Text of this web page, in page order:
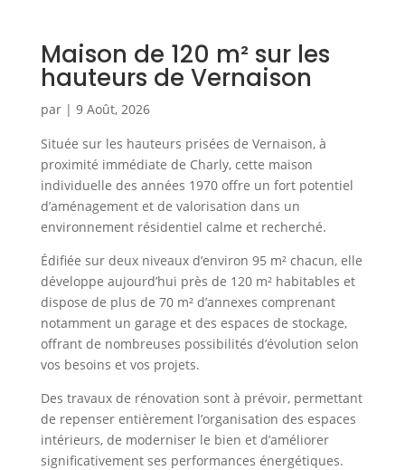
Maison de 120 m² sur les
hauteurs de Vernaison
par | 9 Août, 2026
Située sur les hauteurs prisées de Vernaison, à
proximité immédiate de Charly, cette maison
individuelle des années 1970 offre un fort potentiel
d’aménagement et de valorisation dans un
environnement résidentiel calme et recherché.
Édifiée sur deux niveaux d’environ 95 m² chacun, elle
développe aujourd’hui près de 120 m² habitables et
dispose de plus de 70 m² d’annexes comprenant
notamment un garage et des espaces de stockage,
offrant de nombreuses possibilités d’évolution selon
vos besoins et vos projets.
Des travaux de rénovation sont à prévoir, permettant
de repenser entièrement l’organisation des espaces
intérieurs, de moderniser le bien et d’améliorer
significativement ses performances énergétiques.